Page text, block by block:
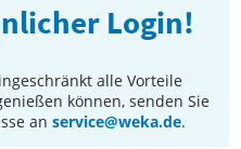
Login!
alle Vorteile
können, senden Sie
anservice@weka.de.